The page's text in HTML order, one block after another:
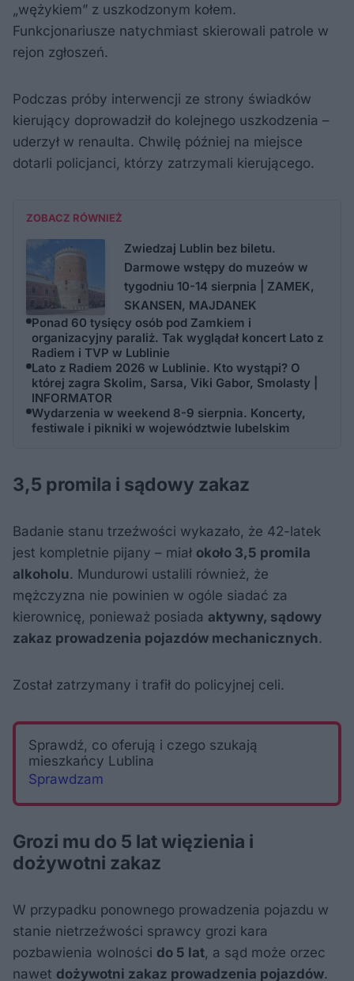
„wężykiem” z uszkodzonym kołem.
Funkcjonariusze natychmiast skierowali patrole w
rejon zgłoszeń.
Podczas próby interwencji ze strony świadków
kierujący doprowadził do kolejnego uszkodzenia –
uderzył w renaulta. Chwilę później na miejsce
dotarli policjanci, którzy zatrzymali kierującego.
ZOBACZ RÓWNIEŻ
Zwiedzaj Lublin bez biletu.
Darmowe wstępy do muzeów w
tygodniu 10-14 sierpnia | ZAMEK,
SKANSEN, MAJDANEK
Ponad 60 tysięcy osób pod Zamkiem i
organizacyjny paraliż. Tak wyglądał koncert Lato z
Radiem i TVP w Lublinie
Lato z Radiem 2026 w Lublinie. Kto wystąpi? O
której zagra Skolim, Sarsa, Viki Gabor, Smolasty |
INFORMATOR
Wydarzenia w weekend 8-9 sierpnia. Koncerty,
festiwale i pikniki w województwie lubelskim
3,5 promila i sądowy zakaz
Badanie stanu trzeźwości wykazało, że 42-latek
jest kompletnie pijany – miał około 3,5 promila
alkoholu. Mundurowi ustalili również, że
mężczyzna nie powinien w ogóle siadać za
kierownicę, ponieważ posiada aktywny, sądowy
zakaz prowadzenia pojazdów mechanicznych.
Został zatrzymany i trafił do policyjnej celi.
Sprawdź, co oferują i czego szukają
mieszkańcy Lublina
Sprawdzam
Grozi mu do 5 lat więzienia i
dożywotni zakaz
W przypadku ponownego prowadzenia pojazdu w
stanie nietrzeźwości sprawcy grozi kara
pozbawienia wolności do 5 lat , a sąd może orzec
nawet dożywotni zakaz prowadzenia pojazdów.